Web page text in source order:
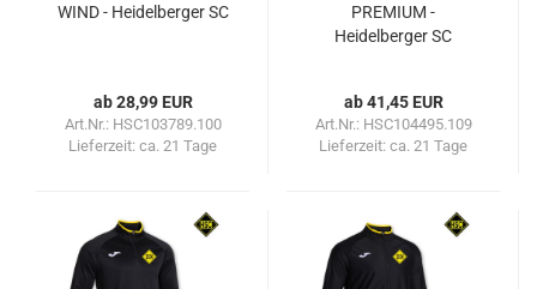
WIND - Heidelberger SC
ab 28,99 EUR
Art.Nr.: HSC103789.100
Lieferzeit: ca. 21 Tage
PREMIUM -
Heidelberger SC
ab 41,45 EUR
Art.Nr.: HSC104495.109
Lieferzeit: ca. 21 Tage